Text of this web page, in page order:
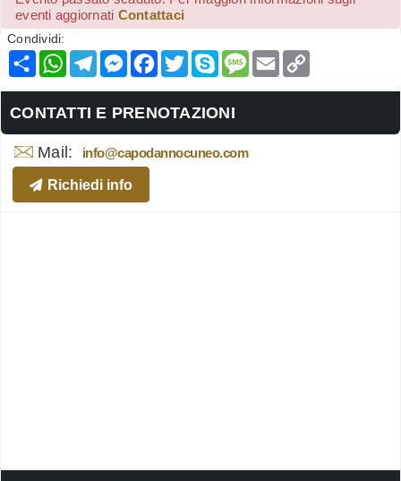
eventi aggiornati Contattaci
Condividi:
Condividi
WhatsApp
Telegram
Messenger
Facebook
TwitterSkypeMessage
Email
CONTATTI E PRENOTAZIONI
Mail: info@capodannocuneo.com
Richiedi info